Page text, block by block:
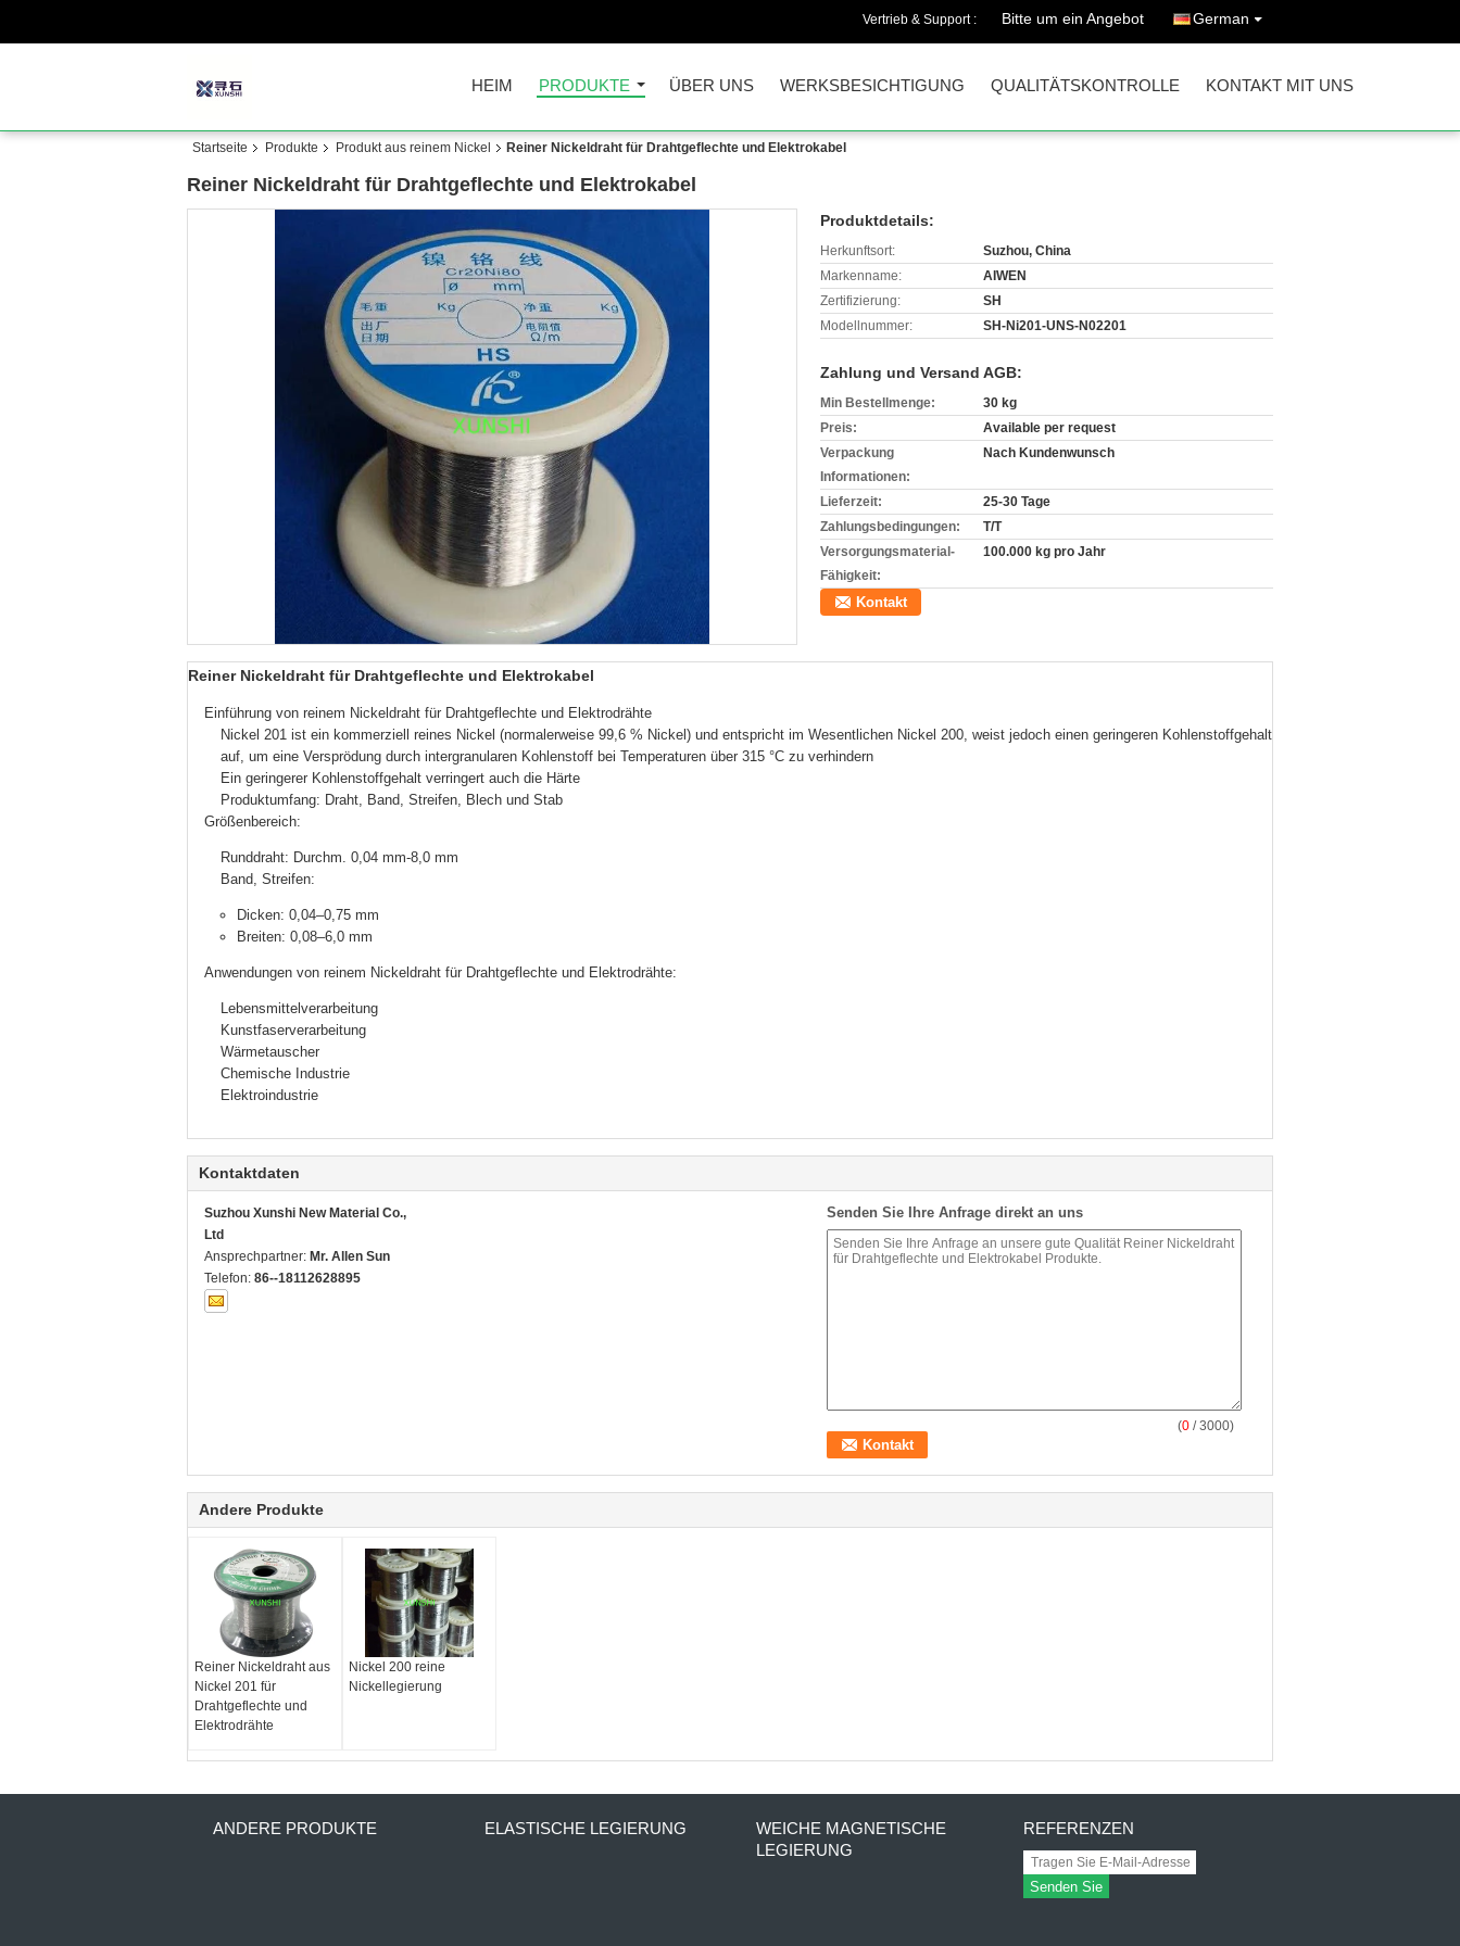
Vertrieb & Support : Bitte um ein Angebot German
HEIM PRODUKTE ÜBER UNS WERKSBESICHTIGUNG QUALITÄTSKONTROLLE KONTAKT MIT UNS
Startseite Produkte Produkt aus reinem Nickel Reiner Nickeldraht für Drahtgeflechte und Elektrokabel
Reiner Nickeldraht für Drahtgeflechte und Elektrokabel
Produktdetails:
Herkunftsort:
Suzhou, China
Markenname:
AIWEN
Zertifizierung:
SH
Modellnummer:
SH-Ni201-UNS-N02201
Zahlung und Versand AGB:
Min Bestellmenge:
30 kg
Preis:
Available per request
Verpackung
Informationen:
Nach Kundenwunsch
Lieferzeit:
25-30 Tage
Zahlungsbedingungen:
T/T
Versorgungsmaterial-
Fähigkeit:
100.000 kg pro Jahr
Kontakt
Reiner Nickeldraht für Drahtgeflechte und Elektrokabel
Einführung von reinem Nickeldraht für Drahtgeflechte und Elektrodrähte
Nickel 201 ist ein kommerziell reines Nickel (normalerweise 99,6 % Nickel) und entspricht im Wesentlichen Nickel 200, weist jedoch einen geringeren Kohlenstoffgehalt
auf, um eine Versprödung durch intergranularen Kohlenstoff bei Temperaturen über 315 °C zu verhindern
Ein geringerer Kohlenstoffgehalt verringert auch die Härte
Produktumfang: Draht, Band, Streifen, Blech und Stab
Größenbereich:
Runddraht: Durchm. 0,04 mm-8,0 mm
Band, Streifen:
Dicken: 0,04–0,75 mm
Breiten: 0,08–6,0 mm
Anwendungen von reinem Nickeldraht für Drahtgeflechte und Elektrodrähte:
Lebensmittelverarbeitung
Kunstfaserverarbeitung
Wärmetauscher
Chemische Industrie
Elektroindustrie
Kontaktdaten
Suzhou Xunshi New Material Co.,
Ltd
Ansprechpartner: Mr. Allen Sun
Telefon: 86--18112628895
Senden Sie Ihre Anfrage direkt an uns
(0 / 3000)
Andere Produkte
Reiner Nickeldraht aus
Nickel 201 für
Drahtgeflechte und
Elektrodrähte
Nickel 200 reine
Nickellegierung
ANDERE PRODUKTE ELASTISCHE LEGIERUNG
WEICHE MAGNETISCHE
LEGIERUNG
REFERENZEN
Senden Sie